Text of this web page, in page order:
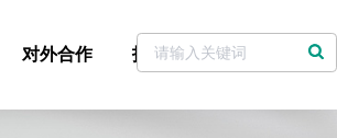
对外合作 招标采购 党委书记信箱